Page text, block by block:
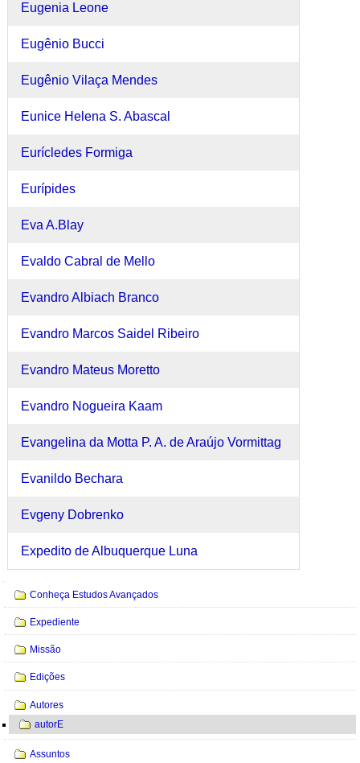
Eugenia Leone
Eugênio Bucci
Eugênio Vilaça Mendes
Eunice Helena S. Abascal
Eurícledes Formiga
Eurípides
Eva A.Blay
Evaldo Cabral de Mello
Evandro Albiach Branco
Evandro Marcos Saidel Ribeiro
Evandro Mateus Moretto
Evandro Nogueira Kaam
Evangelina da Motta P. A. de Araújo Vormittag
Evanildo Bechara
Evgeny Dobrenko
Expedito de Albuquerque Luna
Conheça Estudos Avançados
Expediente
Missão
Edições
Autores
autorE
Assuntos